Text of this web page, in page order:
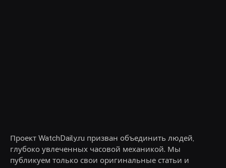
Проект WatchDaily.ru призван объединить людей,
глубоко увлеченных часовой механикой. Мы
публикуем только свои оригинальные статьи и